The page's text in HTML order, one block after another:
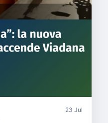
23 Jul